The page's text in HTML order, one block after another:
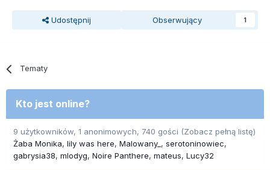
Udostępnij Obserwujący 1
Tematy
Kto jest online?
9 użytkowników, 1 anonimowych, 740 gości (Zobacz pełną listę)
Żaba Monika lily was here Malowany_
serotoninowiec
gabrysia38 mlodyg Noire Panthere mateus Lucy32